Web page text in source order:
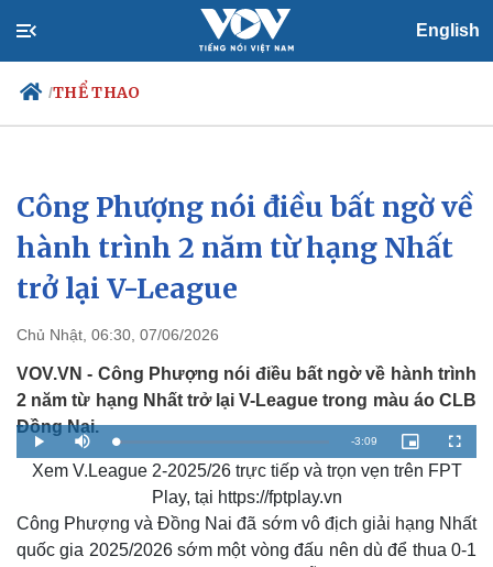
English
/THỂ THAO
Chính trị
Đảng
Tổ chức nhân sự
Quốc hội
Nhận diện sự thật
Xã hội
Tin 24h
Dự báo thời tiết
Công Phượng nói điều bất ngờ về
hành trình 2 năm từ hạng Nhất
trở lại V-League
Chủ Nhật, 06:30, 07/06/2026
VOV.VN - Công Phượng nói điều bất ngờ về hành trình
2 năm từ hạng Nhất trở lại V-League trong màu áo CLB
Đồng Nai.
P
l
a
y
M
u
t
e
L
o
a
d
2
.
8
5
R
-3:09
P
i
c
t
-
n
F
u
l
l
e
n
Xem V.League 2-2025/26 trực tiếp và trọn vẹn trên FPT
Play, tại https://fptplay.vn
Công Phượng và Đồng Nai đã sớm vô địch giải hạng Nhất
quốc gia 2025/2026 sớm một vòng đấu nên dù để thua 0-1